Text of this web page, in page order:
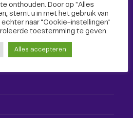
onthouden. Door op "Alles
stemt u in met het gebruik van
echter naar "Cookie-instellingen"
toestemming te geven.
Alles accepteren